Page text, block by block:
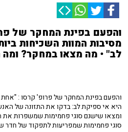
והפעם בפינת המחקר של
מסיבות המוות השכיחות
לב" • מה מצאו במחקר?
והפעם בפינת המחקר של פרופ' קרסו : "אחת
היא אי ספיקת לב: בדקו את התזונה של
ומצאו שישנם סוגי פחמימות שמשפרות
סוגי פחמימות שמפריעות לתפקוד של חדר